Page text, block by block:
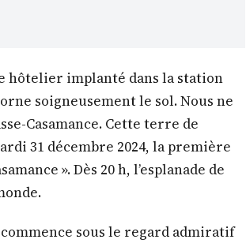
hôtelier implanté dans la station
soigneusement le sol. Nous ne
Casamance. Cette terre de
31 décembre 2024, la première
». Dès 20 h, l’esplanade de
sous le regard admiratif